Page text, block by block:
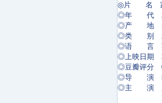
◎片 名 家
◎年 代
◎产 地
◎类 别 剧
◎语 言
◎上映日期
◎豆瓣评分
◎导 演
◎主 演 卢
克萝丽